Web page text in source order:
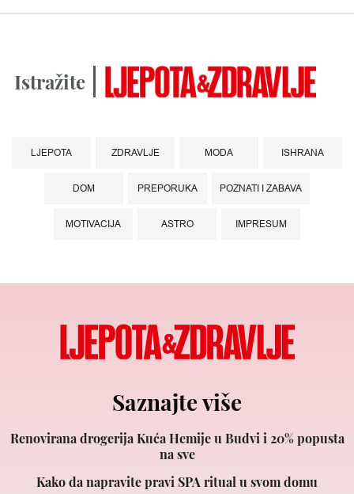
Istražite
LJEPOTA ZDRAVLJE MODA ISHRANA
DOM PREPORUKA POZNATI I ZABAVA
MOTIVACIJA ASTRO IMPRESUM
Saznajte više
Renovirana drogerija Kuća Hemije u Budvi i 20% popusta
na sve
Kako da napravite pravi SPA ritual u svom domu